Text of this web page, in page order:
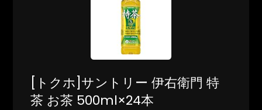
[トクホ]サントリー 伊右衛門 特
茶 お茶 500ml×24本